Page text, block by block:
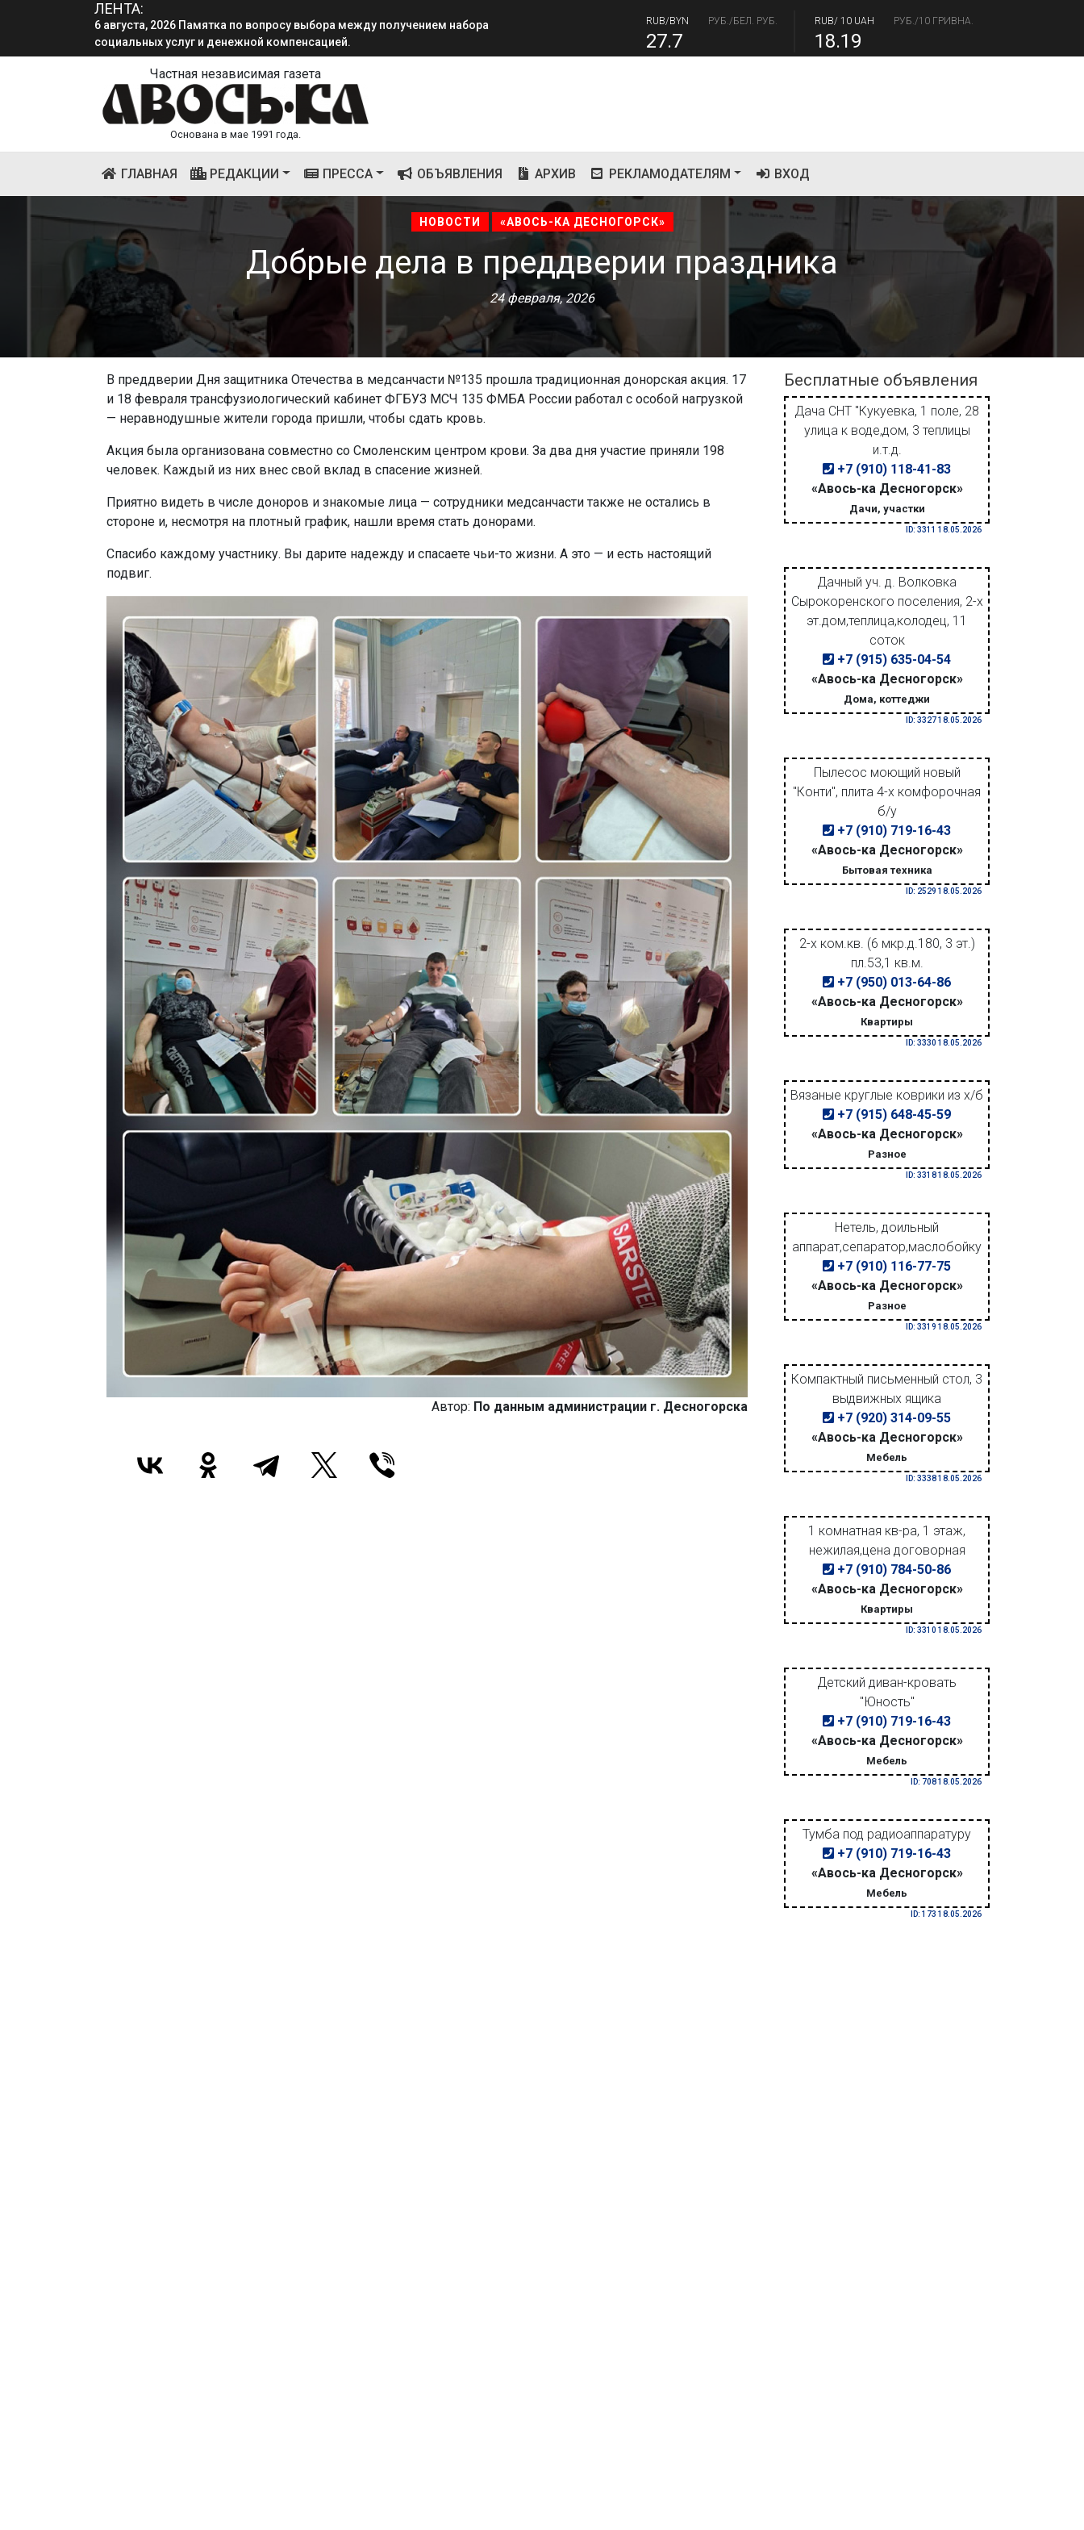
ЛЕНТА:
4 августа, 2026 «Мы встретимся снова!!!»: как завершилась вторая лагерная
смена.
6 августа, 2026 Памятка по вопросу выбора между получением набора
социальных услуг и денежной компенсацией.
РУБ./ДОЛЛАР
81.41 94.06
27.7 18.19
Частная независимая газета
Основана в мае 1991 года.
ГЛАВНАЯ(CURRENT)РЕДАКЦИИ ПРЕССА ОБЪЯВЛЕНИЯ АРХИВ РЕКЛАМОДАТЕЛЯМ ВХОД
НОВОСТИ «АВОСЬ-КА ДЕСНОГОРСК»
Добрые дела в преддверии праздника
24 февраля, 2026
В преддверии Дня защитника Отечества в медсанчасти №135 прошла традиционная донорская акция. 17
и 18 февраля трансфузиологический кабинет ФГБУЗ МСЧ 135 ФМБА России работал с особой нагрузкой
— неравнодушные жители города пришли, чтобы сдать кровь.
Акция была организована совместно со Смоленским центром крови. За два дня участие приняли 198
человек. Каждый из них внес свой вклад в спасение жизней.
Приятно видеть в числе доноров и знакомые лица — сотрудники медсанчасти также не остались в
стороне и, несмотря на плотный график, нашли время стать донорами.
Спасибо каждому участнику. Вы дарите надежду и спасаете чьи-то жизни. А это — и есть настоящий
подвиг.
Автор: По данным администрации г. Десногорска
Бесплатные объявления
Дача СНТ "Кукуевка, 1 поле, 28
улица к воде,дом, 3 теплицы
и.т.д.
+7 (910) 118-41-83
«Авось-ка Десногорск»
Дачи, участки
ID: 3311 18.05.2026
Дачный уч. д. Волковка
Сырокоренского поселения, 2-х
эт.дом,теплица,колодец, 11
соток
+7 (915) 635-04-54
«Авось-ка Десногорск»
Дома, коттеджи
ID: 3327 18.05.2026
Пылесос моющий новый
"Конти", плита 4-х комфорочная
б/у
+7 (910) 719-16-43
«Авось-ка Десногорск»
Бытовая техника
ID: 2529 18.05.2026
2-х ком.кв. (6 мкр.д.180, 3 эт.)
пл.53,1 кв.м.
+7 (950) 013-64-86
«Авось-ка Десногорск»
Квартиры
ID: 3330 18.05.2026
Вязаные круглые коврики из х/б
+7 (915) 648-45-59
«Авось-ка Десногорск»
Разное
ID: 3318 18.05.2026
Нетель, доильный
аппарат,сепаратор,маслобойку
+7 (910) 116-77-75
«Авось-ка Десногорск»
Разное
ID: 3319 18.05.2026
Компактный письменный стол, 3
выдвижных ящика
+7 (920) 314-09-55
«Авось-ка Десногорск»
Мебель
ID: 3338 18.05.2026
1 комнатная кв-ра, 1 этаж,
нежилая,цена договорная
+7 (910) 784-50-86
«Авось-ка Десногорск»
Квартиры
ID: 3310 18.05.2026
Детский диван-кровать
"Юность"
+7 (910) 719-16-43
«Авось-ка Десногорск»
Мебель
ID: 708 18.05.2026
Тумба под радиоаппаратуру
+7 (910) 719-16-43
«Авось-ка Десногорск»
Мебель
ID: 173 18.05.2026